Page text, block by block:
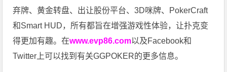
弃牌、黄金转盘、出让股份平台、3D咪牌、PokerCraft
和Smart HUD，所有都旨在增强游戏性体验，让扑克变
得更加有趣。在www.evp86.com以及Facebook和
Twitter上可以找到有关GGPOKER的更多信息。